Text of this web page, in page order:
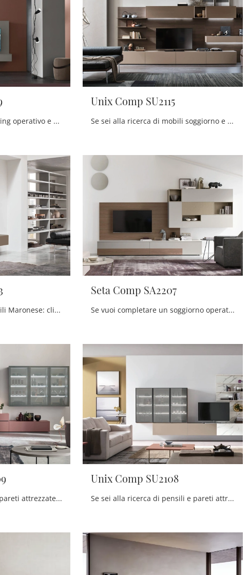
Vuoi ammobiliare un living operativo e pratico? Ti presentiamo la parete attrezzata Seta Comp SA2219 Maronese dalle linee decise moderne.
Unix Comp SU2115
Se sei alla ricerca di mobili soggiorno e pareti attrezzate moderne, prediligi il modello Unix Comp SU2115 di Maronese: clicca e ottieni informazioni!
Pareti attrezzate e pensili Maronese: clicca e scopri il modello Unix Comp SU2113 e potrai impreziosire stanze moderne di ogni genere.
Seta Comp SA2207
Se vuoi completare un soggiorno operativo e pratico dalle linee moderne, ti offriamo la parete attrezzata Seta Comp SA2207 Maronese.
Se vuoi mobili giorno e pareti attrezzate moderne, opta per il modello Unix Comp SU2109 di Maronese: clicca e scopri di più!
Unix Comp SU2108
Se sei alla ricerca di pensili e pareti attrezzate moderne, prediligi il modello Unix Comp SU2108 di Maronese: clicca e ottieni informazioni!